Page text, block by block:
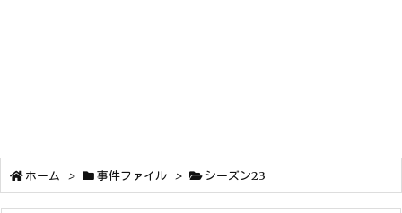
ホーム > 事件ファイル > シーズン23